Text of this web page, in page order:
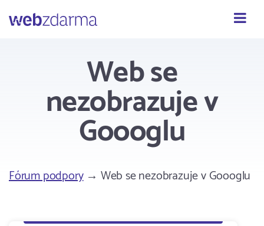
Webzdarma
Web se
nezobrazuje v
Goooglu
Fórum podpory→ Web se nezobrazuje v Goooglu